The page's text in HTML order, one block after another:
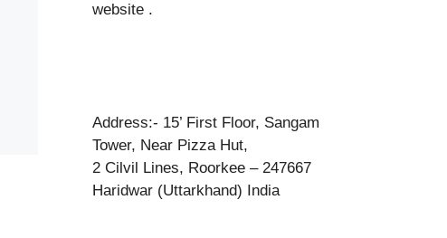
website .
Address:- 15’ First Floor, Sangam
Tower, Near Pizza Hut,
2 Cilvil Lines, Roorkee – 247667
Haridwar (Uttarkhand) India